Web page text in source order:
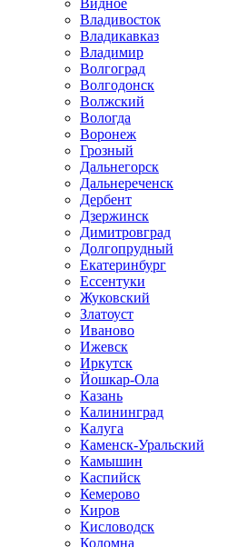
Видное
Владивосток
Владикавказ
Владимир
Волгоград
Волгодонск
Волжский
Вологда
Воронеж
Грозный
Дальнегорск
Дальнереченск
Дербент
Дзержинск
Димитровград
Долгопрудный
Екатеринбург
Ессентуки
Жуковский
Златоуст
Иваново
Ижевск
Иркутск
Йошкар-Ола
Казань
Калининград
Калуга
Каменск-Уральский
Камышин
Каспийск
Кемерово
Киров
Кисловодск
Коломна